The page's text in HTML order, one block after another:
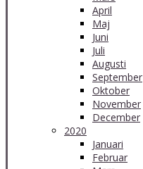
April
Maj
Juni
Juli
Augusti
September
Oktober
November
December
2020
Januari
Februar